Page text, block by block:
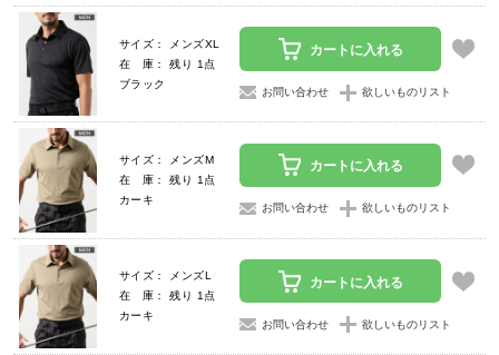
サイズ： メンズXL
在 庫： 残り 1点
ブラック
カートに入れる
お問い合わせ 欲しいものリスト
サイズ： メンズM
在 庫： 残り 1点
カーキ
カートに入れる
お問い合わせ 欲しいものリスト
サイズ： メンズL
在 庫： 残り 1点
カーキ
カートに入れる
お問い合わせ 欲しいものリスト